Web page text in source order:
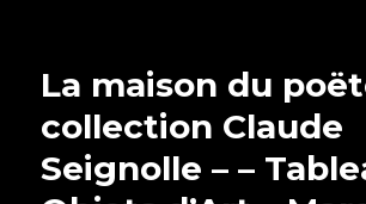
La maison du
collection Claude
Seignolle – –